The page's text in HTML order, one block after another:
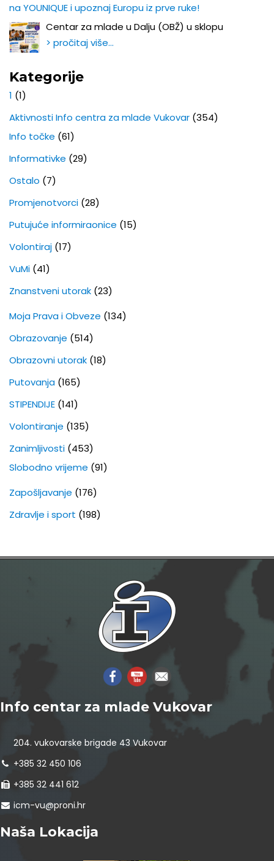
na YOUNIQUE i upoznaj Europu iz prve ruke!
Centar za mlade u Dalju (OBŽ) u sklopu
> pročitaj više…
Kategorije
1 (1)
Aktivnosti Info centra za mlade Vukovar (354)
Info točke (61)
Informativke (29)
Ostalo (7)
Promjenotvorci (28)
Putujuće informiraonice (15)
Volontiraj (17)
VuMi (41)
Znanstveni utorak (23)
Moja Prava i Obveze (134)
Obrazovanje (514)
Obrazovni utorak (18)
Putovanja (165)
STIPENDIJE (141)
Volontiranje (135)
Zanimljivosti (453)
Slobodno vrijeme (91)
Zapošljavanje (176)
Zdravlje i sport (198)
Info centar za mlade Vukovar
204. vukovarske brigade 43 Vukovar
+385 32 450 106
+385 32 441 612
icm-vu@proni.hr
Naša Lokacija